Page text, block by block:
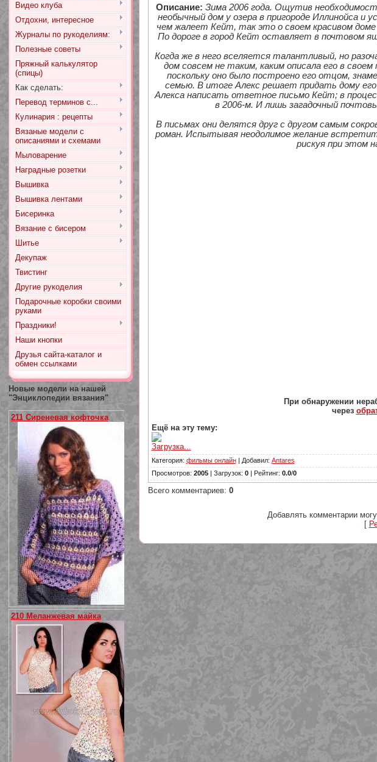
Видео клуба
Отдохни, интересное
Журналы по рукоделиям:
Полезные советы
Пряжный калькулятор
(спицы)
Как сделать:
Перевод терминов с...
Кулинария : рецепты
Вязаные модели с
описаниями и схемами
Мыловарение
Наградные розетки
Вышивка
Вышивка лентами
Бисеринка
Вязание с бисером
Шитье
Декупаж
Твистинг
Другие рукоделия
Подарочные коробки своими
руками
Праздники!
Наши кнопки
Друзья сайта-каталог и
обмен ссылками
Новые модели на нашей
"Энциклопедии вязания"
211 Сиреневая кофточка
210 Меланжевая майка
Описание: Зима 2006 года. Ощутив
необычный дом у озера в пригороде Иллинойса и
чем жалеет Кейт, так это о своем красивом
По дороге в город Кейт оставляет в почтовом
Когда же в него вселяется талантливый, но
дом совсем не таким, каким описала его в
поскольку оно было построено его отцом,
семью. В итоге Алекс решает придать дому
Алекса написать ответное письмо Кейт; в
в 2006-м. И лишь загадочный
В письмах они делятся друг с другом самым
роман. Испытывая неодолимое желание
рискуя при этом
При обнаружении
через
Ещё на эту тему:
Загрузка...
Категория: фильмы онлайн| Добавил: Antares
Просмотров: 2005| Загрузок: 0| Рейтинг: 0.0/0
Всего комментариев: 0
Добавлять комментарии
[